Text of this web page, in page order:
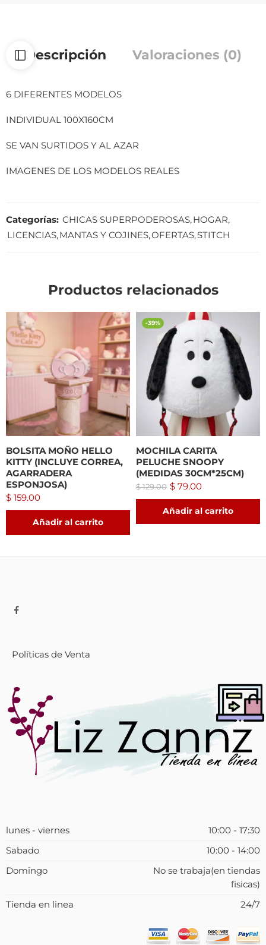
Descripción Valoraciones (0)
6 DIFERENTES MODELOS
INDIVIDUAL 100X160CM
SE VAN SURTIDOS Y AL AZAR
IMAGENES DE LOS MODELOS REALES
Categorías: CHICAS SUPERPODEROSAS,HOGAR,
LICENCIAS,MANTAS Y COJINES,OFERTAS,STITCH
Productos relacionados
BOLSITA MOÑO HELLO
KITTY (INCLUYE CORREA,
AGARRADERA
ESPONJOSA)
$ 159.00
Añadir al carrito
-39%
MOCHILA CARITA
PELUCHE SNOOPY
(MEDIDAS 30CM*25CM)
$129.00 $ 79.00
Añadir al carrito
Políticas de Venta
lunes - viernes
10:00 - 17:30
Sabado
10:00 - 14:00
Domingo
No se trabaja(en tiendas
fisicas)
Tienda en linea
24/7